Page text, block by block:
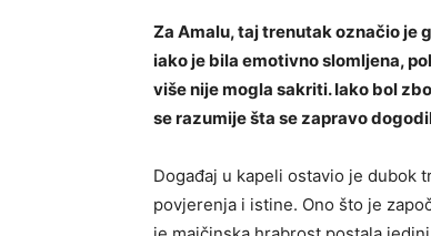
Za Amalu, taj trenutak označio je
iako je bila emotivno slomljena,
više nije mogla sakriti. Iako bol
se razumije šta se zapravo
Događaj u kapeli ostavio je dubok
povjerenja i istine. Ono što je